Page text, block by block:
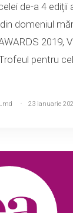
de-a 4 ediții
domeniul
2019,
pentru
23 ianuarie